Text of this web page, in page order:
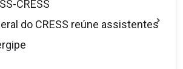
CRESS
do CRESS reúne assistentes